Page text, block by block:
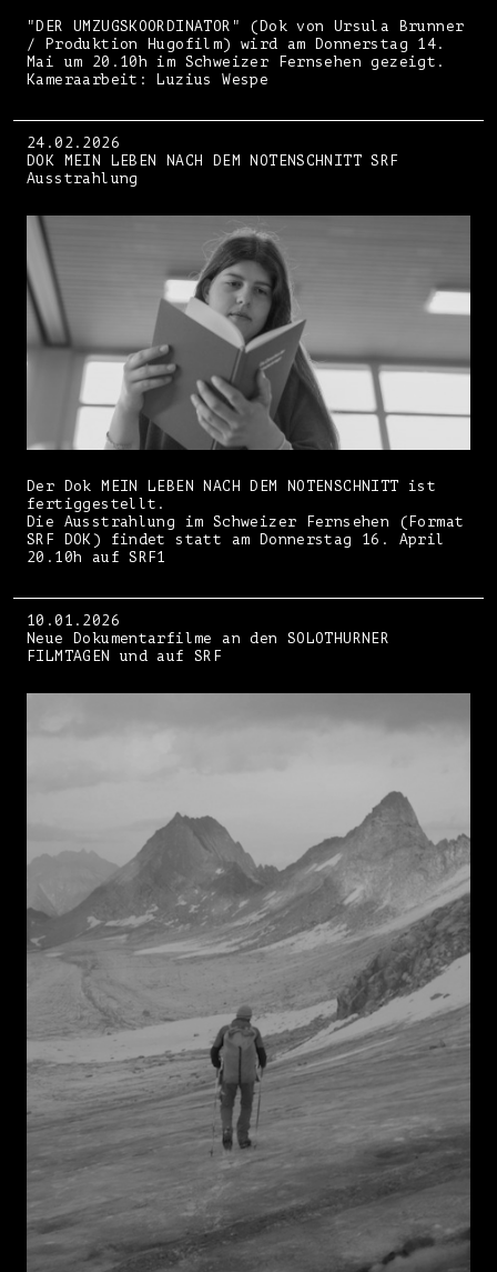
"DER UMZUGSKOORDINATOR" (Dok von Ursula Brunner
/ Produktion Hugofilm) wird am Donnerstag 14.
Mai um 20.10h im Schweizer Fernsehen gezeigt.
Kameraarbeit: Luzius Wespe
24.02.2026
DOK MEIN LEBEN NACH DEM NOTENSCHNITT SRF
Ausstrahlung
Der Dok MEIN LEBEN NACH DEM NOTENSCHNITT ist
fertiggestellt.
Die Ausstrahlung im Schweizer Fernsehen (Format
SRF DOK) findet statt am Donnerstag 16. April
20.10h auf SRF1
10.01.2026
Neue Dokumentarfilme an den SOLOTHURNER
FILMTAGEN und auf SRF